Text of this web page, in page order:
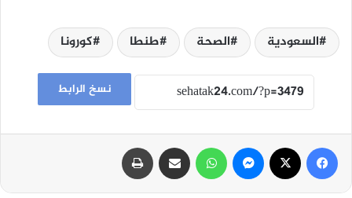
السعودية الصحة طنطا كورونا
نسخ الرابط
فيسبوك ماسنجر واتساب مشاركة عبر البريد